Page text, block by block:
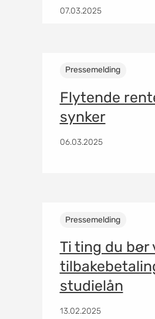
07.03.2025
Pressemelding
Flytende
synker
06.03.2025
Pressemelding
Ti ting du bør
studielån
13.02.2025